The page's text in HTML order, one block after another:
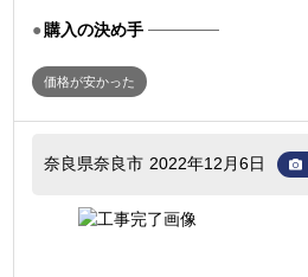
購入の決め手
価格が安かった
奈良県奈良市 2022年12月6日